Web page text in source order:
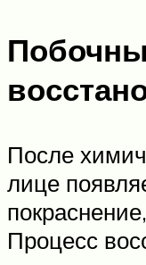
После
лице
Процесс